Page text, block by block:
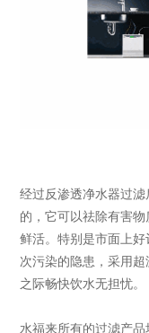
经过反渗透净水器过
的，它可以祛除有害
鲜活。特别是市面上
次污染的隐患，采用
之际畅快饮水无担忧。
水福来所有的过滤产